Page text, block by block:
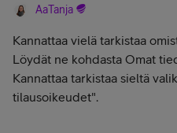
AaTanja
Kannattaa vielä tarkistaa
Löydät ne kohdasta Omat
Kannattaa tarkistaa sieltä
tilausoikeudet".